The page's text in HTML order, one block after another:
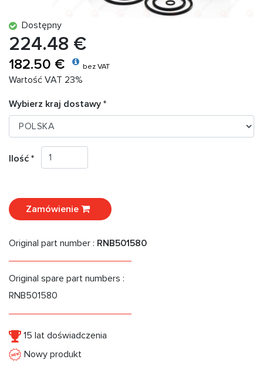
Dostępny
224.48 €
182.50 € bez VAT
Wartość VAT 23%
Wybierz kraj dostawy *
Ilość *
Zamówienie
Original part number : RNB501580
Original spare part numbers :
RNB501580
15 lat doświadczenia
Nowy produkt